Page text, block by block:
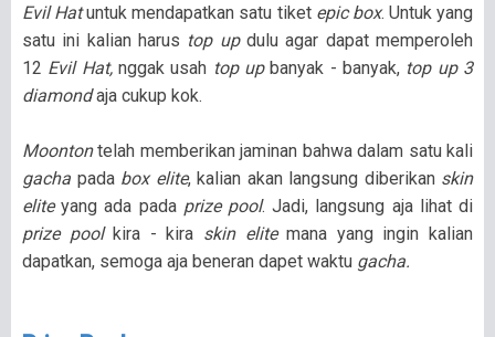
Evil Hatuntuk mendapatkan satu tiket epic box. Untuk yang
satu ini kalian harus top updulu agar dapat memperoleh
12 Evil Hat,nggak usah top upbanyak - banyak, top up 3
diamondaja cukup kok.
Moontontelah memberikan jaminan bahwa dalam satu kali
gacha padabox elite, kalian akan langsung diberikan skin
eliteyang ada pada prize pool. Jadi, langsung aja lihat di
prize poolkira - kira skin elitemana yang ingin kalian
dapatkan, semoga aja beneran dapet waktu gacha.